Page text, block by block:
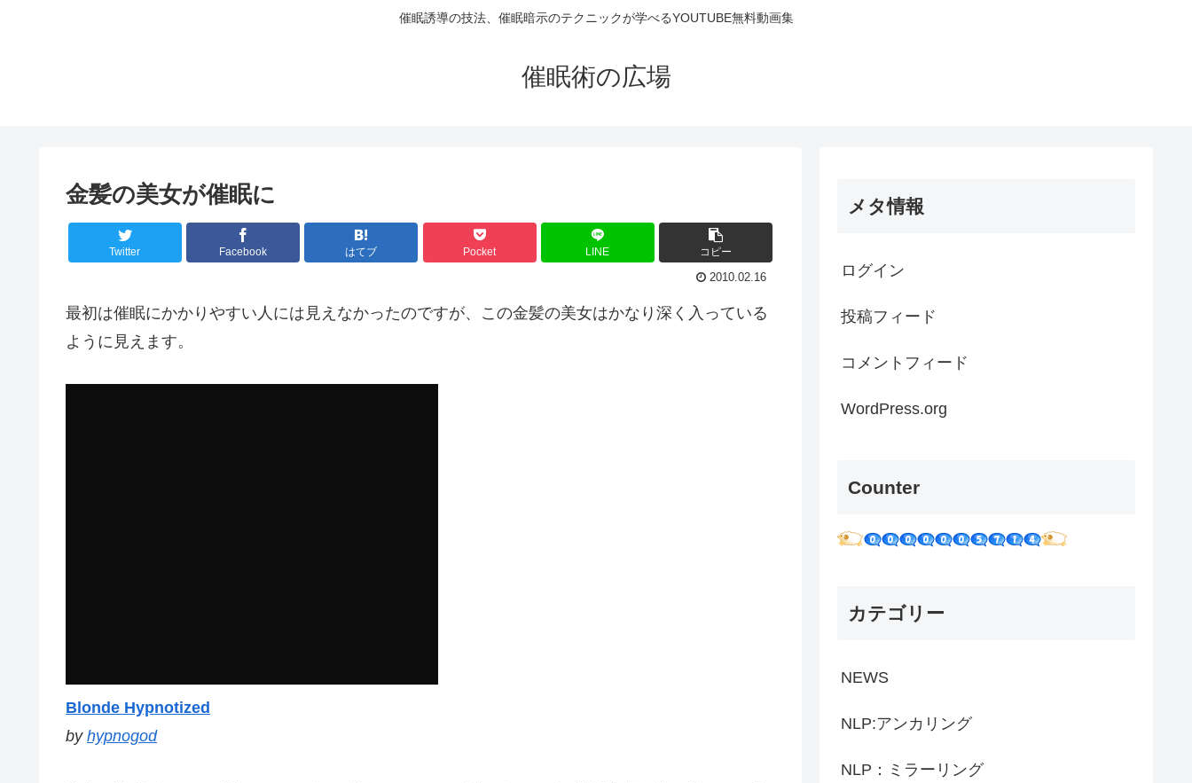
催眠誘導の技法、催眠暗示のテクニックが学べるYOUTUBE無料動画集
催眠術の広場
金髪の美女が催眠に
Twitter Facebook はてブ Pocket LINE コピー
2010.02.16
最初は催眠にかかりやすい人には見えなかったのですが、この金髪の美女はかなり深く入っている
ように見えます。
Blonde Hypnotized
by hypnogod
メタ情報
ログイン
投稿フィード
コメントフィード
WordPress.org
Counter
カテゴリー
NEWS
NLP:アンカリング
NLP：ミラーリング